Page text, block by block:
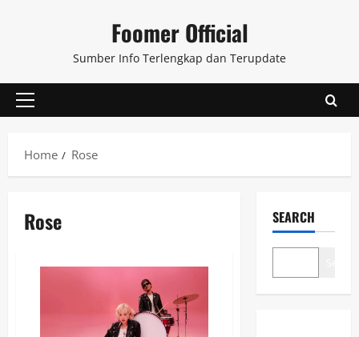
Foomer Official
Sumber Info Terlengkap dan Terupdate
Primary
Home
Rose
Rose SEARCH